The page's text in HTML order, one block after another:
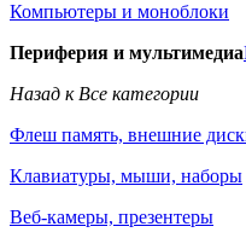
Компьютеры и моноблоки
Периферия и мультимедиа
Назад к Все категории
Флеш память, внешние
Клавиатуры, мыши, наборы
Веб-камеры, презентеры